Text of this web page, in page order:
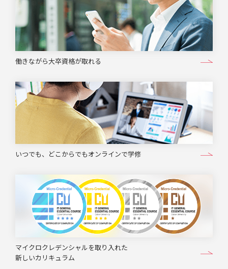
働きながら大卒資格が取れる
いつでも、どこからでもオンラインで学修
マイクロクレデンシャルを取り入れた
新しいカリキュラム